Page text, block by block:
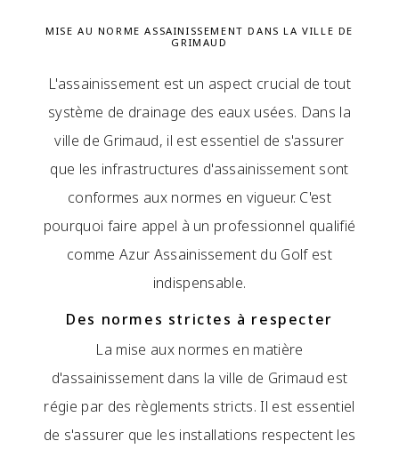
MISE AU NORME ASSAINISSEMENT DANS LA VILLE DE
GRIMAUD
L'assainissement est un aspect crucial de tout
système de drainage des eaux usées. Dans la
ville de Grimaud, il est essentiel de s'assurer
que les infrastructures d'assainissement sont
conformes aux normes en vigueur. C'est
pourquoi faire appel à un professionnel qualifié
comme Azur Assainissement du Golf est
indispensable.
Des normes strictes à respecter
La mise aux normes en matière
d'assainissement dans la ville de Grimaud est
régie par des règlements stricts. Il est essentiel
de s'assurer que les installations respectent les